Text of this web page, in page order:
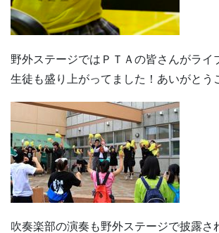
野外ステージではＰＴＡの皆さんがライ
生徒も盛り上がってました！あいがとう
吹奏楽部の演奏も野外ステージで披露さ